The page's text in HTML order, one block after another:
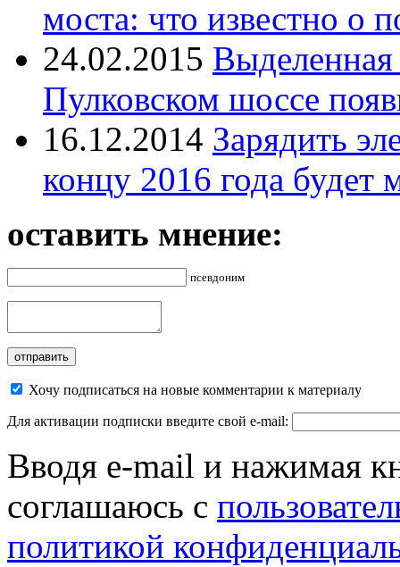
моста: что известно о
24.02.2015 Выделенная
Пулковском шоссе
16.12.2014 Зарядить
концу 2016 года
оставить мнение:
псевдоним
Хочу подписаться на новые комментарии к материалу
Для активации подписки введите свой e-mail:
Вводя e-mail и нажимая
соглашаюсь с
политикой